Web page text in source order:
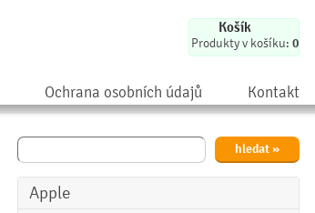
Košík
Produkty v košíku: 0
Ochrana osobních údajů Kontakt
Apple